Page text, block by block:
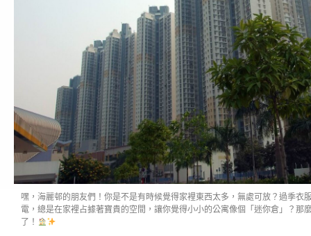
嘿，海麗邨的朋友們！你是不是有時候覺得家裡東西太多，無處可放？過季衣
電，總是在家裡占據著寶貴的空間，讓你覺得小小的公寓像個「迷你倉」？那
了！